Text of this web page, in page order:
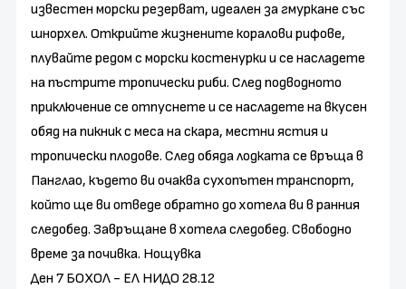
известен морски резерват, идеален за гмуркане със
шнорхел. Открийте жизнените коралови рифове,
плувайте редом с морски костенурки и се насладете
на пъстрите тропически риби. След подводното
приключение се отпуснете и се насладете на вкусен
обяд на пикник с меса на скара, местни ястия и
тропически плодове. След обяда лодката се връща в
Панглао, където ви очаква сухопътен транспорт,
който ще ви отведе обратно до хотела ви в ранния
следобед. Завръщане в хотела следобед. Свободно
време за почивка. Нощувка
Ден 7 БОХОЛ - ЕЛ НИДО 28.12